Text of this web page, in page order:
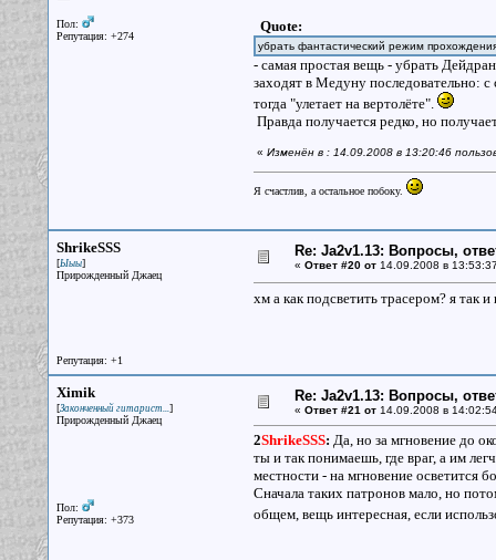
Пол:
Репутация: +274
Quote:
убрать фантастический режим
- самая простая вещь - убрать
заходят в Медуну последовательно: с
тогда "улетает на вертолёте".
Правда получается редко, но
« Изменён в : 14.09.2008 в 13:20:46
Я счастлив, а остальное побоку.
ShrikeSSS
[Ыыы]
Прирожденный Джаец
Репутация: +1
Re: Ja2v1.13: Вопросы,
« Ответ #20 от14.09.2008 в
хм а как подсветить трасером? я так
Ximik
[Законченный гитарист...]
Прирожденный Джаец
Пол:
Репутация: +373
Re: Ja2v1.13: Вопросы,
« Ответ #21 от14.09.2008 в
2ShrikeSSS: Да, но за мгновение до
ты и так понимаешь, где враг, а им
местности - на мгновение осветится
Сначала таких патронов мало, но
общем, вещь интересная, если